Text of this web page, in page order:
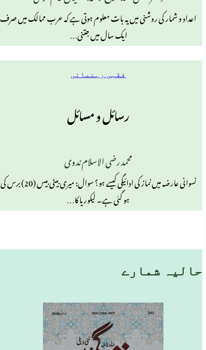
اعداد و شمار کی روشنی میں یہ بات معلوم ہوتی ہے کہ عرب ممالک میں صرف
ایک سال میں جتنی…
فقہی رہنمائی
رسائل و مسائل
محمد رضی الاسلام ندوی
نسوانی عارضہ میں نماز کی ادائیگی کیسے ہو؟ سوال: میری بیٹی بیس (20) برس کی
ہو گئی ہے۔ لیکوریا کا…
حالیہ شمارے